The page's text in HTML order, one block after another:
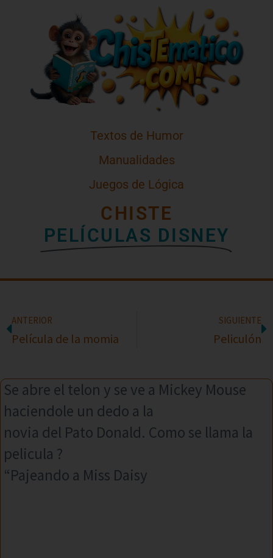
Textos de Humor
Manualidades
Juegos de Lógica
CHISTE
PELÍCULAS DISNEY
ANTERIOR
Película de la momia
SIGUIENTE
Peliculón
Se abre el telon y se ve a Mickey Mouse
haciendole un dedo a la
novia del Pato Donald. Como se llama la
pelicula ?
“Pajeando a Miss Daisy